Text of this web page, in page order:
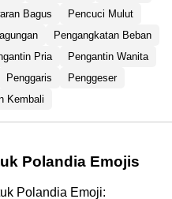
Bagus
Pencuci Mulut
Pengangkatan Beban
Pria
Pengantin Wanita
Penggaris
Penggeser
Kembali
Polandia Emojis
Polandia Emoji: